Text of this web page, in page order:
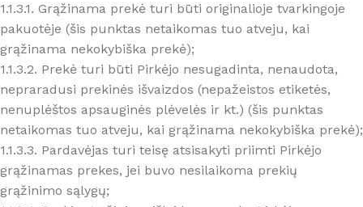
1.1.3.1. Grąžinama prekė turi būti originalioje tvarkingoje
pakuotėje (šis punktas netaikomas tuo atveju, kai
grąžinama nekokybiška prekė);
1.1.3.2. Prekė turi būti Pirkėjo nesugadinta, nenaudota,
nepraradusi prekinės išvaizdos (nepažeistos etiketės,
nenuplėštos apsauginės plėvelės ir kt.) (šis punktas
netaikomas tuo atveju, kai grąžinama nekokybiška prekė);
1.1.3.3. Pardavėjas turi teisę atsisakyti priimti Pirkėjo
grąžinamas prekes, jei buvo nesilaikoma prekių
grąžinimo sąlygų;